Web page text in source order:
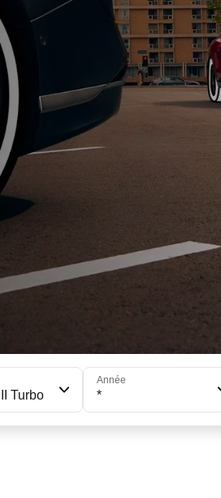
Turbo
Année
*